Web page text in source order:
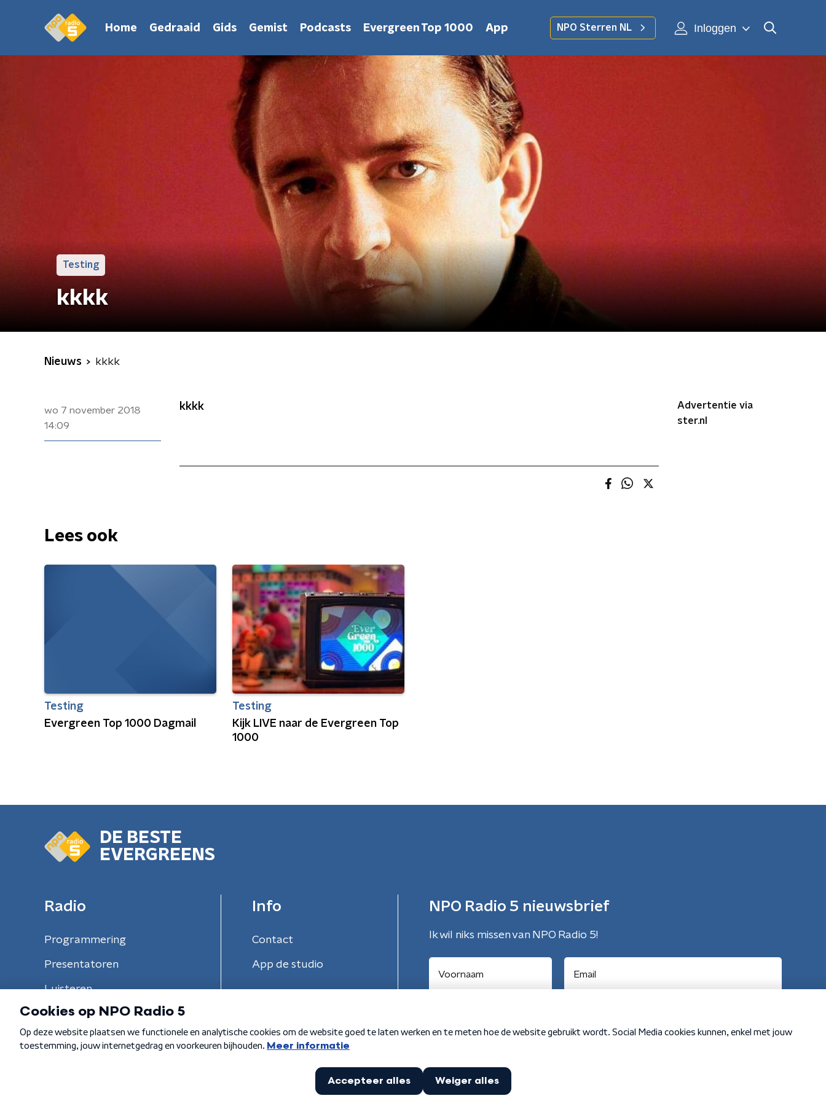
Home Gedraaid Gids Gemist Podcasts Evergreen Top 1000 App NPO Sterren NL Inloggen
Testing
kkkk
Nieuws kkkk
wo 7 november 2018
14:09
kkkk
Advertentie via
ster.nl
Lees ook
Testing
Evergreen Top 1000 Dagmail
Testing
Kijk LIVE naar de Evergreen Top
1000
DE BESTE
EVERGREENS
Radio
Programmering
Presentatoren
Luisteren
Info
Contact
App de studio
NPO Radio 5 nieuwsbrief
Ik wil niks missen van NPO Radio 5!
Algemene voorwaarden Privacybeleid